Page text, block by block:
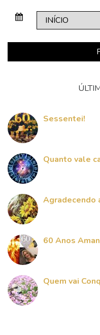
Sessentei!
Quanto vale
Agradecendo
60 Anos
Quem vai